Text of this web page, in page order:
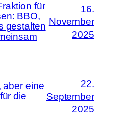
für
BBO,
gestalten
16.
November
2025
aber eine
die
22.
September
2025